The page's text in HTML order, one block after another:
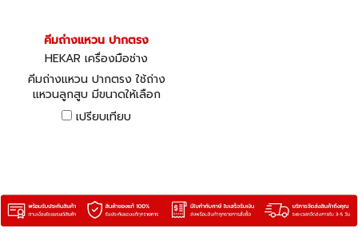
คีมถ่างแหวน ปากตรง
HEKAR เครื่องมือช่าง
คีมถ่างแหวน ปากตรง ใช้ถ่าง
แหวนลูกสูบ มีขนาดให้เลือก
ตั้งแต่ 138 - 300 มม.
เปรียบเทียบ